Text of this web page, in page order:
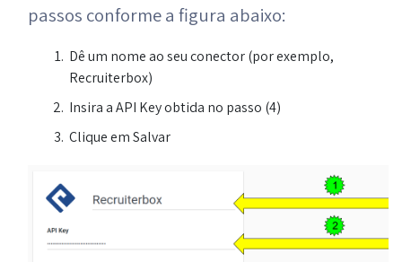
passos conforme a figura abaixo:
Dê um nome ao seu conector (por exemplo,
Recruiterbox)
Insira a API Key obtida no passo (4)
Clique em Salvar